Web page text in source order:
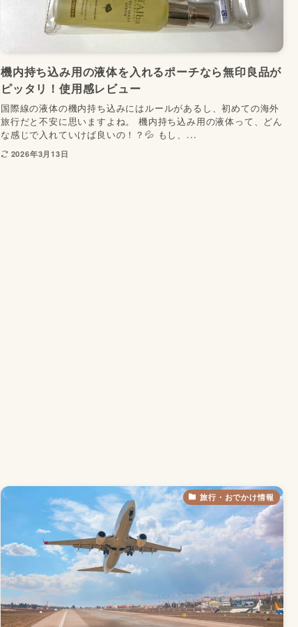
機内持ち込み用の液体を入れるポーチなら無印良品が
ピッタリ！使用感レビュー
国際線の液体の機内持ち込みにはルールがあるし、初めての海外
旅行だと不安に思いますよね。 機内持ち込み用の液体って、どん
な感じで入れていけば良いの！？💦 もし、...
2026年3月13日
旅行・おでかけ情報